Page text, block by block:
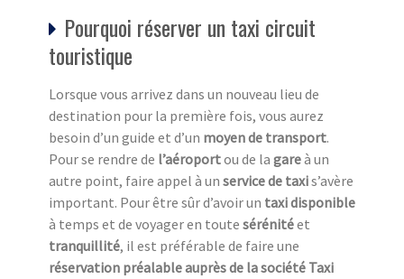
Pourquoi réserver un taxi circuit
touristique
Lorsque vous arrivez dans un nouveau lieu de
destination pour la première fois, vous aurez
besoin d’un guide et d’un moyen de transport.
Pour se rendre de l’aéroportou de la gareà un
autre point, faire appel à un service de taxis’avère
important. Pour être sûr d’avoir un taxi disponible
à temps et de voyager en toute sérénitéet
tranquillité, il est préférable de faire une
réservation préalable auprès de la société Taxi